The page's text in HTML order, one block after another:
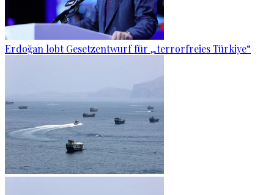
Erdoğan lobt Gesetzentwurf für „terrorfreies Türkiye“